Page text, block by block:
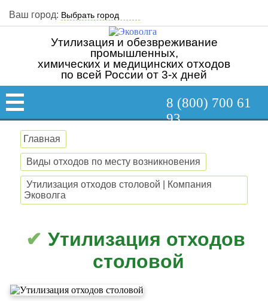
Ваш город:
Утилизация и обезвреживание
промышленных,
химических и медицинских отходов
по всей России от 3-х дней
8 (800) 700 61
93
Главная
Виды отходов по месту возникновения
Утилизация отходов столовой | Компания
Эковолга
Утилизация отходов
столовой